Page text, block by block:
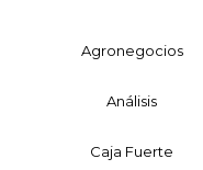
Agronegocios
Análisis
Caja Fuerte